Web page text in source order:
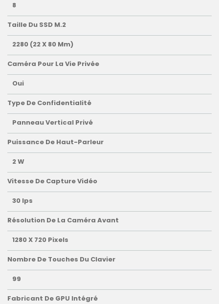
8
Taille Du SSD M.2
2280 (22 X 80 Mm)
Caméra Pour La Vie Privée
Oui
Type De Confidentialité
Panneau Vertical Privé
Puissance De Haut-Parleur
2 W
Vitesse De Capture Vidéo
30 Ips
Résolution De La Caméra Avant
1280 X 720 Pixels
Nombre De Touches Du Clavier
99
Fabricant De GPU Intégré